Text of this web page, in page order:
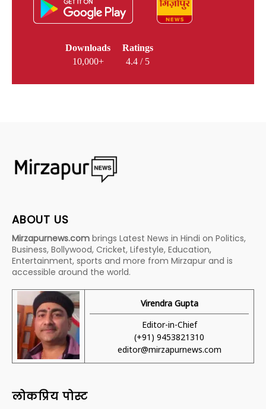
Downloads
10,000+
Ratings
4.4 / 5
ABOUT US
Mirzapurnews.com brings Latest News in Hindi on Politics,
Business, Bollywood, Cricket, Lifestyle, Education,
Entertainment, sports and more from Mirzapur and is
accessible around the world.
Virendra Gupta
Editor-in-Chief
(+91) 9453821310
editor@mirzapurnews.com
लोकप्रिय पोस्ट